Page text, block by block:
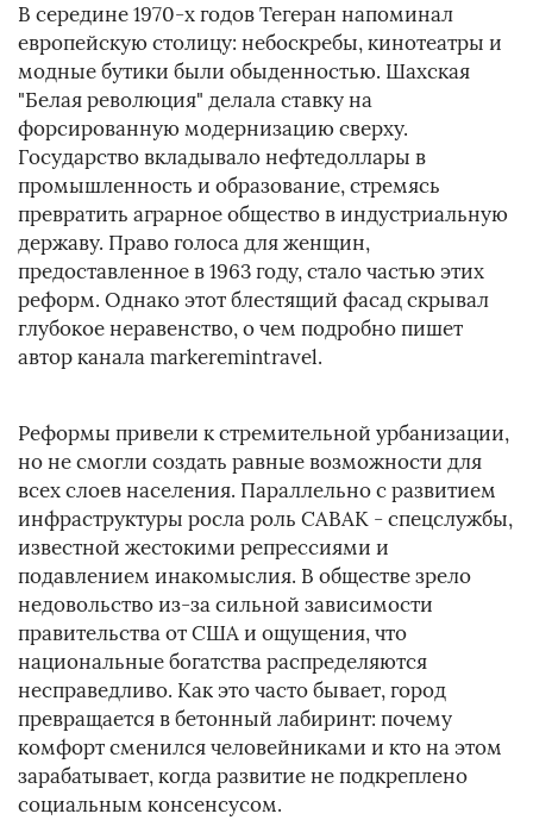
В середине 1970-х годов Тегеран напоминал
европейскую столицу: небоскребы, кинотеатры и
модные бутики были обыденностью. Шахская
"Белая революция" делала ставку на
форсированную модернизацию сверху.
Государство вкладывало нефтедоллары в
промышленность и образование, стремясь
превратить аграрное общество в индустриальную
державу. Право голоса для женщин,
предоставленное в 1963 году, стало частью этих
реформ. Однако этот блестящий фасад скрывал
глубокое неравенство, о чем подробно пишет
автор канала markeremintravel.
Реформы привели к стремительной урбанизации,
но не смогли создать равные возможности для
всех слоев населения. Параллельно с развитием
инфраструктуры росла роль САВАК - спецслужбы,
известной жестокими репрессиями и
подавлением инакомыслия. В обществе зрело
недовольство из-за сильной зависимости
правительства от США и ощущения, что
национальные богатства распределяются
несправедливо. Как это часто бывает, город
превращается в бетонный лабиринт: почему
комфорт сменился человейниками и кто на этом
зарабатывает, когда развитие не подкреплено
социальным консенсусом.